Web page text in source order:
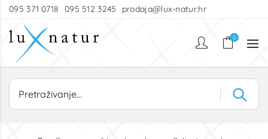
095 371 0718 095 512 3245 prodaja@lux-natur.hr
0